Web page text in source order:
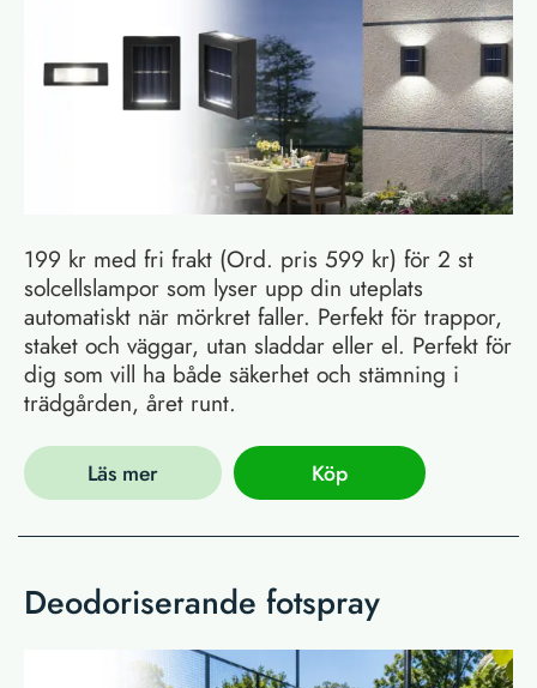
199 kr med fri frakt (Ord. pris 599 kr) för 2 st
solcellslampor som lyser upp din uteplats
automatiskt när mörkret faller. Perfekt för trappor,
staket och väggar, utan sladdar eller el. Perfekt för
dig som vill ha både säkerhet och stämning i
trädgården, året runt.
Läs mer Köp
Deodoriserande fotspray